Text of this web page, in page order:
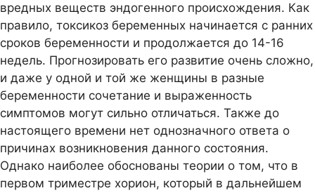
вредных веществ эндогенного происхождения. Как
правило, токсикоз беременных начинается с ранних
сроков беременности и продолжается до 14-16
недель. Прогнозировать его развитие очень сложно,
и даже у одной и той же женщины в разные
беременности сочетание и выраженность
симптомов могут сильно отличаться. Также до
настоящего времени нет однозначного ответа о
причинах возникновения данного состояния.
Однако наиболее обоснованы теории о том, что в
первом триместре хорион, который в дальнейшем